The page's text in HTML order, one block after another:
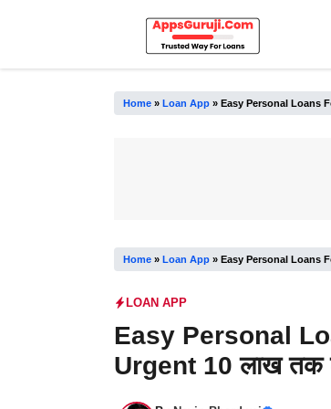
Home» Loan App» Easy Personal Loans
Home» Loan App» Easy Personal Loans
LOAN APP
Easy Personal
Urgent 10 लाख तक